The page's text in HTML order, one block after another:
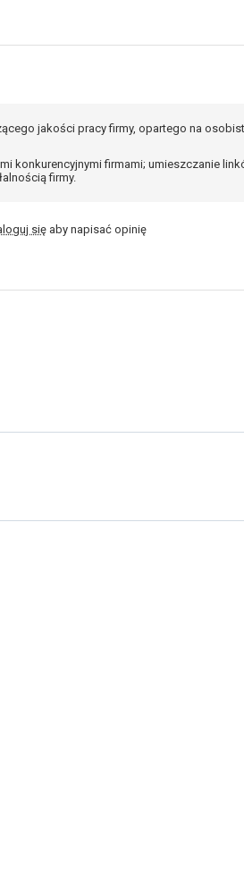
jakości pracy firmy, opartego na
konkurencyjnymi firmami; umieszczanie
firmy.
się aby napisać opinię